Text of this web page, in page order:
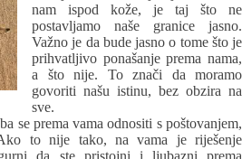
nam ispod kože, je taj što ne
postavljamo naše granice jasno.
Važno je da bude jasno o tome što je
prihvatljivo ponašanje prema nama,
a što nije. To znači da moramo
govoriti našu istinu, bez obzira na
sve.
se prema vama odnositi s poštovanjem,
to nije tako, na vama je riješenje
da ste pristojni i ljubazni prema